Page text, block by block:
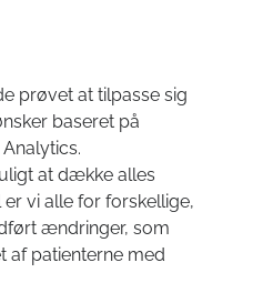
prøvet at tilpasse sig
baseret på
at dække alles
vi alle for forskellige,
ændringer, som
af patienterne med